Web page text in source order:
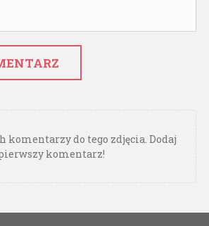
komentarzy do tego zdjęcia. Dodaj
komentarz!